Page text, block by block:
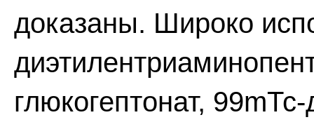
доказаны. Широко
глюкогептонат,